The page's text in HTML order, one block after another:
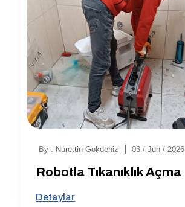
By : Nurettin Gokdeniz 03 / Jun / 2026
Robotla Tıkanıklık Açma
Detaylar